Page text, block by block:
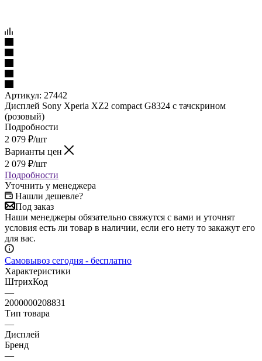
Артикул:
Дисплей Sony Xperia XZ2 compact G8324 с тачскрином
(розовый)
Подробности
2 079₽/шт
Варианты цен
2 079₽/шт
Подробности
Уточнить у менеджера
Нашли дешевле?
Под заказ
Наши менеджеры обязательно свяжутся с вами и уточнят
условия есть ли товар в наличии, если его нету то закажут его
для вас.
Самовывоз сегодня - бесплатно
Характеристики
ШтрихКод
—
2000000208831
Тип товара
—
Дисплей
Бренд
—
Sony